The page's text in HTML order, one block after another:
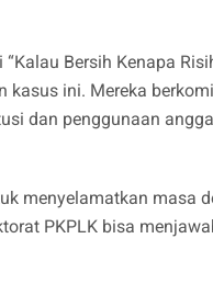
Bersih Kenapa
ini. Mereka
dan penggunaan
menyelamatkan masa
PKPLK bisa